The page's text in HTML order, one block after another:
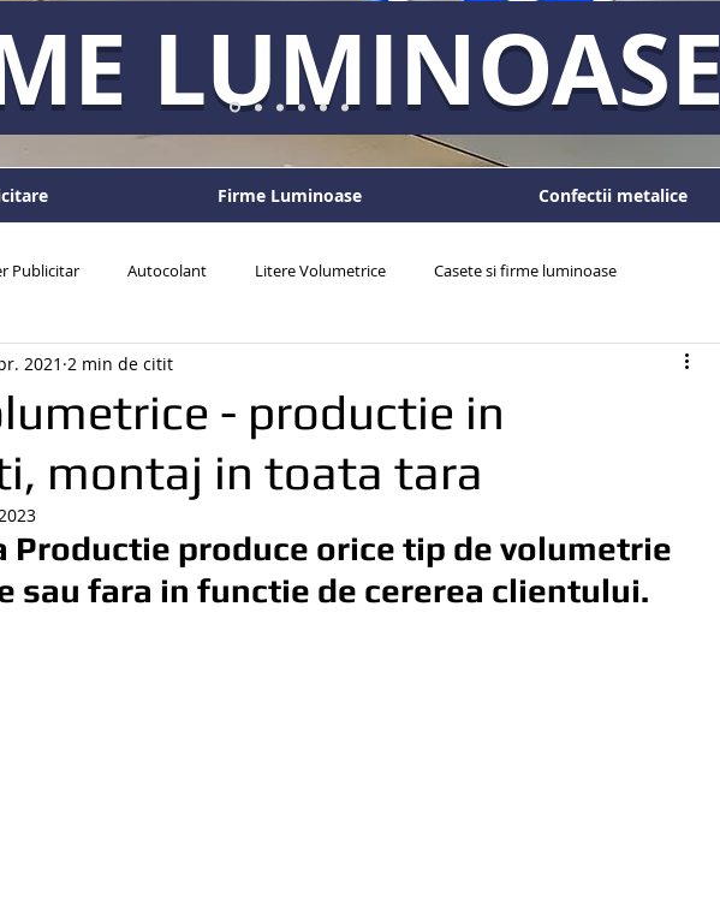
LUMINOASE
Firme Luminoase Confectii metalice
Publicitar Autocolant Litere Volumetrice Casete si firme luminoase
- productie in
montaj in toata tara
2021 2 min de citit
Productie produce orice tip de volumetrie
sau fara in functie de cererea clientului.